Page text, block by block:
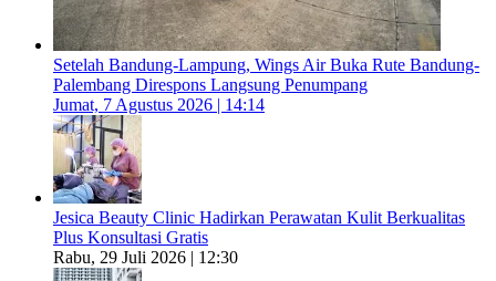
Setelah Bandung-Lampung, Wings Air Buka Rute Bandung-
Palembang Direspons Langsung Penumpang
Jumat, 7 Agustus 2026 | 14:14
Jesica Beauty Clinic Hadirkan Perawatan Kulit Berkualitas
Plus Konsultasi Gratis
Rabu, 29 Juli 2026 | 12:30